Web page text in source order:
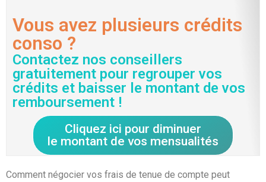
Vous avez plusieurs crédits
conso ?
Contactez nos conseillers
gratuitement pour regrouper vos
crédits et baisser le montant de vos
remboursement !
Cliquez ici pour diminuer
le montant de vos mensualités
Comment négocier vos frais de tenue de compte peut